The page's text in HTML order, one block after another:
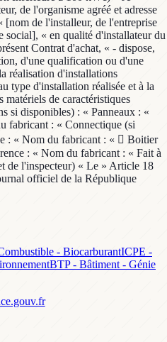
- BiocarburantICPE -
BTP - Bâtiment - Génie